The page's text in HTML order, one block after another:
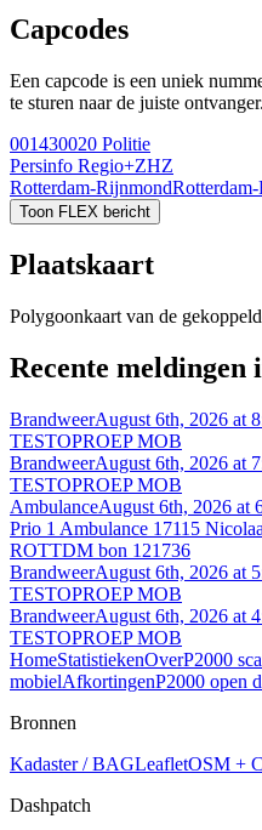
Capcodes
Een capcode is een uniek
te sturen naar de juiste ontvanger.
001430020 Politie
Persinfo Regio+ZHZ
Rotterdam-Rijnmond
Toon FLEX bericht
Plaatskaart
Polygoonkaart van de
Recente meldingen
BrandweerAugust 6th, 2026 at
TESTOPROEP MOB
BrandweerAugust 6th, 2026 at
TESTOPROEP MOB
AmbulanceAugust 6th, 2026 at
Prio 1 Ambulance 17115
ROTTDM bon 121736
BrandweerAugust 6th, 2026 at
TESTOPROEP MOB
BrandweerAugust 6th, 2026 at
TESTOPROEP MOB
HomeStatistiekenOverP2000
mobielAfkortingenP2000 open
Bronnen
Kadaster / BAGLeafletOSM +
Dashpatch